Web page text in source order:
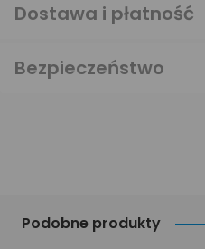
Podobne produkty
Dostawa i płatność
Bezpieczeństwo